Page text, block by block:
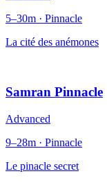
5–30m · Pinnacle
La cité des anémones
Samran Pinnacle
Advanced
9–28m · Pinnacle
Le pinacle secret